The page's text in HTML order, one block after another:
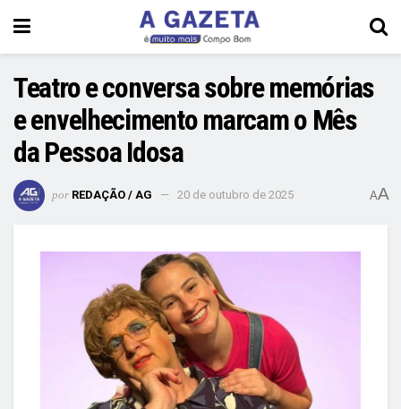
Teatro e conversa sobre memórias
e envelhecimento marcam o Mês
da Pessoa Idosa
por REDAÇÃO / AG 20 de outubro de 2025 AA